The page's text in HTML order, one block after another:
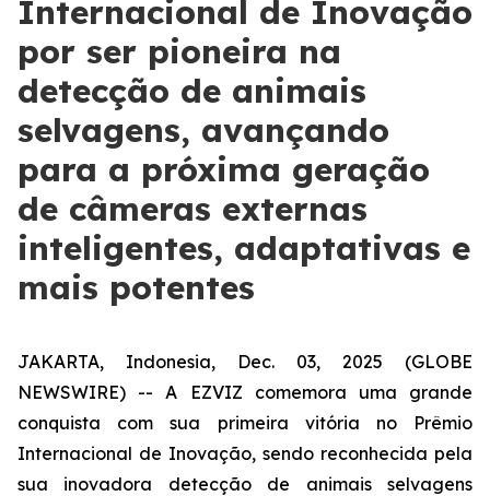
Internacional de Inovação
por ser pioneira na
detecção de animais
selvagens, avançando
para a próxima geração
de câmeras externas
inteligentes, adaptativas e
mais potentes
JAKARTA, Indonesia, Dec. 03, 2025 (GLOBE
NEWSWIRE) -- A EZVIZ comemora uma grande
conquista com sua primeira vitória no Prêmio
Internacional de Inovação, sendo reconhecida pela
sua inovadora detecção de animais selvagens